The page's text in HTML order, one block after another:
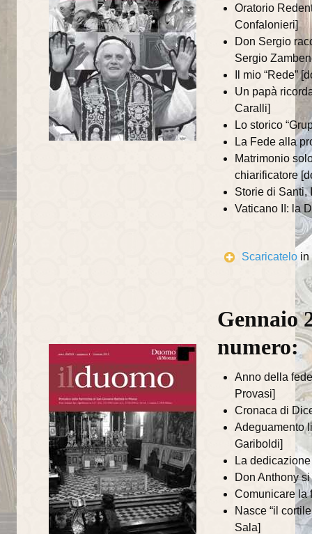
Catechisti
Attività
Contatti
Oratorio
Confalonieri]
Don Sergio
Sergio
Il mio “Rede”
Un papà
Caralli]
Lo storico
La Fede alla
Matrimonio
chiarificatore
Storie di Santi,
Vaticano II: la
Scaricatelo in
Gennaio
numero:
Anno della
Provasi]
Cronaca di
Adeguamento
Gariboldi]
La
Don Anthony
Comunicare la
Nasce “il
Sala]